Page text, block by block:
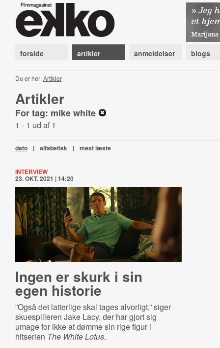
forside artikler anmeldelser blogs
Du er her:Artikler
Artikler
For tag: mike white
1 - 1 ud af 1
dato | alfabetisk | mest læste
INTERVIEW
23. OKT. 2021 | 14:20
Ingen er skurk i sin
egen historie
”Også det latterlige skal tages alvorligt,” siger
skuespilleren Jake Lacy, der har gjort sig
umage for ikke at dømme sin rige figur i
hitserien The White Lotus.